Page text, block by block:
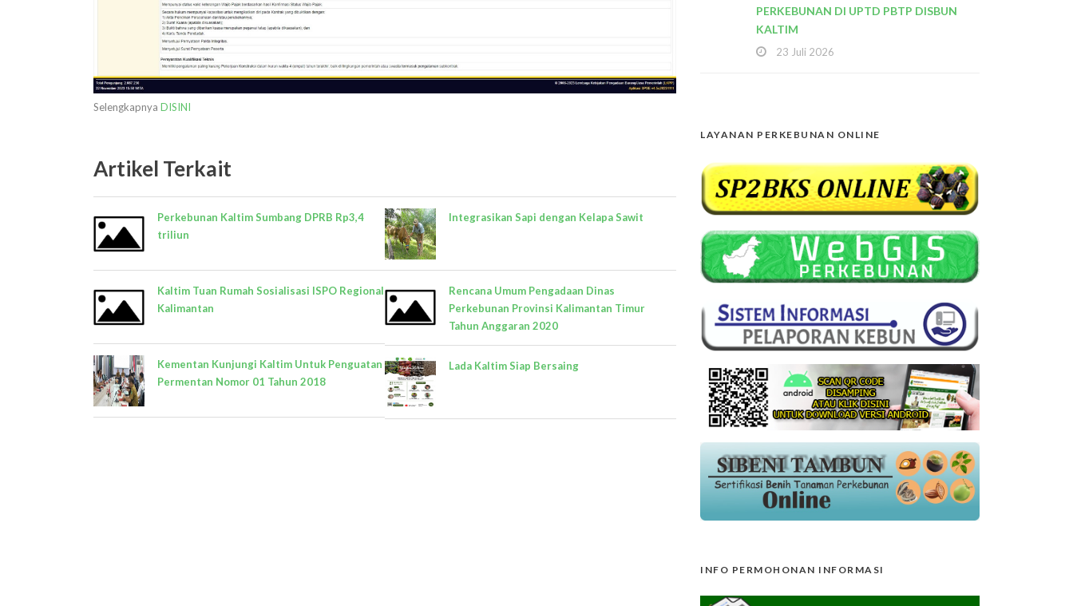
Selengkapnya DISINI
Artikel Terkait
Perkebunan Kaltim Sumbang DPRB Rp3,4
triliun
Kaltim Tuan Rumah Sosialisasi ISPO Regional
Kalimantan
Kementan Kunjungi Kaltim Untuk Penguatan
Permentan Nomor 01 Tahun 2018
Integrasikan Sapi dengan Kelapa Sawit
Rencana Umum Pengadaan Dinas
Perkebunan Provinsi Kalimantan Timur
Tahun Anggaran 2020
Lada Kaltim Siap Bersaing
PERKEBUNAN DI UPTD PBTP DISBUN
KALTIM
23 Juli 2026
LAYANAN PERKEBUNAN ONLINE
INFO PERMOHONAN INFORMASI